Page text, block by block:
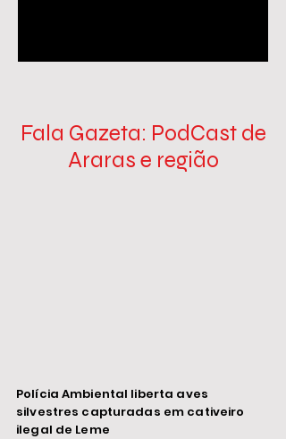
Fala Gazeta: PodCast de
Araras e região
Polícia Ambiental liberta aves
silvestres capturadas em cativeiro
ilegal de Leme